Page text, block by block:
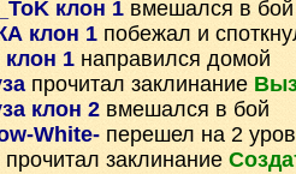
клон 1 вмешался в бой
клон 1 побежал и
1 направился домой
прочитал заклинание
клон 2 вмешался в бой
White- перешел на 2
прочитал заклинание